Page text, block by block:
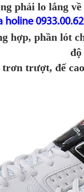
phải lo lắng
hợp, phần lót
độ
trượt, đế